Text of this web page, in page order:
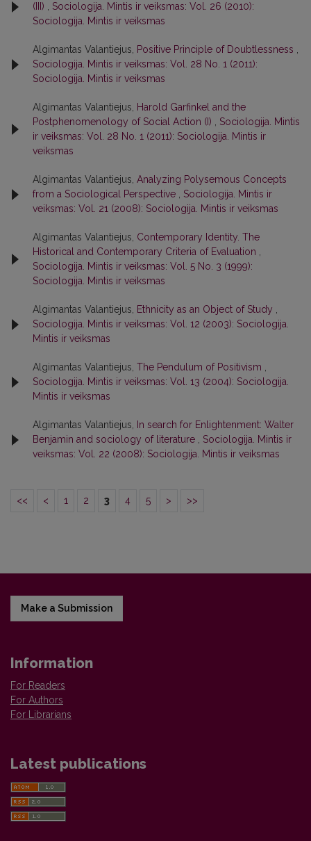
(III)
Sociologija. Mintis ir veiksmas: Vol. 26 (2010):
Sociologija. Mintis ir veiksmas
Algimantas Valantiejus, Positive Principle of Doubtlessness
Sociologija. Mintis ir veiksmas: Vol. 28 No. 1 (2011):
Sociologija. Mintis ir veiksmas
Algimantas Valantiejus,
Harold Garfinkel and the
Postphenomenology of Social Action (I)
Sociologija. Mintis
ir veiksmas: Vol. 28 No. 1 (2011): Sociologija. Mintis ir
veiksmas
Algimantas Valantiejus, Analyzing Polysemous Concepts
from a Sociological Perspective
Sociologija. Mintis ir
veiksmas: Vol. 21 (2008): Sociologija. Mintis ir veiksmas
Algimantas Valantiejus, Contemporary Identity. The
Historical and Contemporary Criteria of Evaluation
Sociologija. Mintis ir veiksmas: Vol. 5 No. 3 (1999):
Sociologija. Mintis ir veiksmas
Algimantas Valantiejus, Ethnicity as an Object of Study
Sociologija. Mintis ir veiksmas: Vol. 12 (2003): Sociologija.
Mintis ir veiksmas
Algimantas Valantiejus, The Pendulum of Positivism
Sociologija. Mintis ir veiksmas: Vol. 13 (2004): Sociologija.
Mintis ir veiksmas
Algimantas Valantiejus,
In search for Enlightenment: Walter
Benjamin and sociology of literature
Sociologija. Mintis ir
veiksmas: Vol. 22 (2008): Sociologija. Mintis ir veiksmas
<< < 1 2 3 4 5 > >>
Make a Submission
Information
For Readers
For Authors
For Librarians
Latest publications